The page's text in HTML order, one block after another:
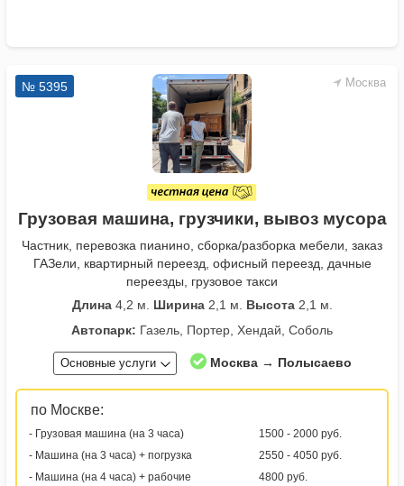
Москва
№ 5395
Грузовая машина, грузчики, вывоз мусора
Частник, перевозка пианино, сборка/разборка мебели, заказ
ГАЗели, квартирный переезд, офисный переезд, дачные
переезды, грузовое такси
Длина4,2 м. Ширина2,1 м. Высота2,1 м.
Автопарк: Газель, Портер, Хендай, Соболь
Основные услуги Москва → Полысаево
по Москве:
- Грузовая машина (на 3 часа)
1500 - 2000 руб.
- Машина (на 3 часа) + погрузка
2550 - 4050 руб.
- Машина (на 4 часа) + рабочие
4800 руб.